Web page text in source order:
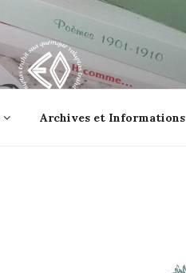
Archives et Informations